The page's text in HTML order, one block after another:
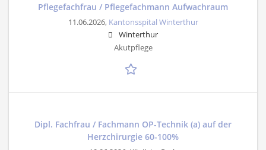
Pflegefachfrau / Pflegefachmann Aufwachraum
11.06.2026, Kantonsspital Winterthur
Winterthur
Akutpflege
Dipl. Fachfrau / Fachmann OP-Technik (a) auf der
Herzchirurgie 60-100%